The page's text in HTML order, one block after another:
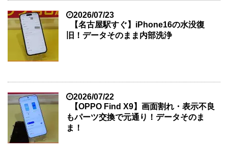
2026/07/23
【名古屋駅すぐ】iPhone16の水没復
旧！データそのまま内部洗浄
2026/07/22
【OPPO Find X9】画面割れ・表示不良
もパーツ交換で元通り！データそのま
ま！